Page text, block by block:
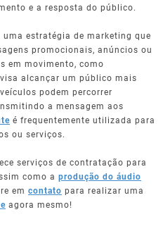
e a resposta do público.
uma estratégia de marketing que
promocionais, anúncios ou
em movimento, como
alcançar um público mais
podem percorrer
a mensagem aos
é frequentemente utilizada para
ou serviços.
serviços de contratação para
como a produção do áudio
em contato para realizar uma
agora mesmo!